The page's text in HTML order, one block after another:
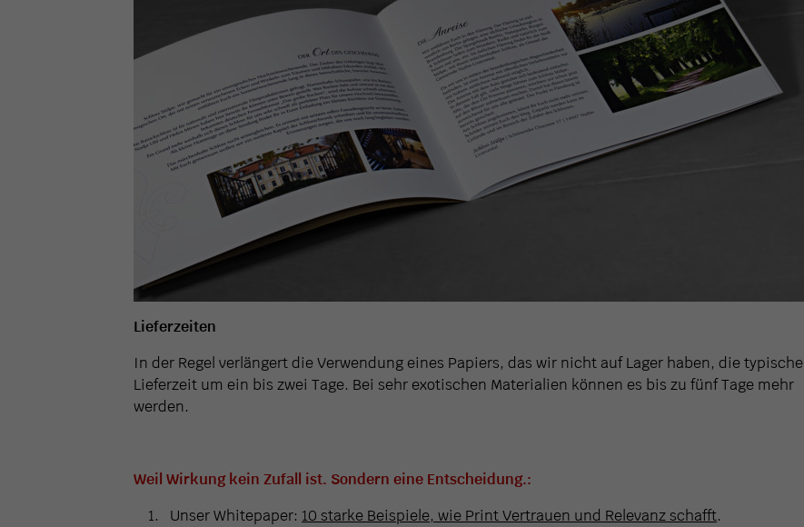
Lieferzeiten
In der Regel verlängert die Verwendung eines Papiers, das wir nicht auf Lager haben, die typische
Lieferzeit um ein bis zwei Tage. Bei sehr exotischen Materialien können es bis zu fünf Tage mehr
werden.
Weil Wirkung kein Zufall ist. Sondern eine Entscheidung.:
Unser Whitepaper: 10 starke Beispiele, wie Print Vertrauen und Relevanz schafft.